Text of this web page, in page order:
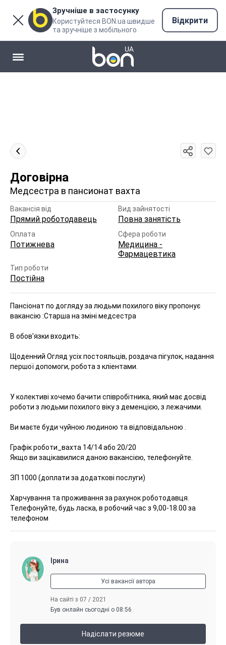
Зручніше в застосунку
Користуйтеся BON.ua швидше
та зручніше з мобільного
Відкрити
Договірна
Медсестра в пансионат вахта
Вакансія від
Прямий роботодавець
Вид зайнятості
Повна занятість
Оплата
Потижнева
Сфера роботи
Медицина -
Фармацевтика
Тип роботи
Постійна
Пансіонат по догляду за людьми похилого віку пропонує
вакансію :Старша на зміні медсестра
В обов'язки входить:
Щоденний Огляд усіх постояльців, роздача пігулок, надання
першої допомоги, робота з кліентами.
У колективі хочемо бачити співробітника, який має досвід
роботи з людьми похилого віку з деменцією, з лежачими.
Ви маєте буди чуйною людиною та відповідальною .
Графік роботи_вахта 14/14 або 20/20
Якщо ви зацікавилися даною вакансією, телефонуйте.
ЗП 1000 (доплати за додаткові послуги)
Харчування та проживання за рахунок роботодавця.
Телефонуйте, будь ласка, в робочий час з 9,00-18.00 за
телефоном
Ірина
Усі вакансії автора
На сайті з 07 / 2021
Був онлайн сьогодні о 08:56
Надіслати резюме